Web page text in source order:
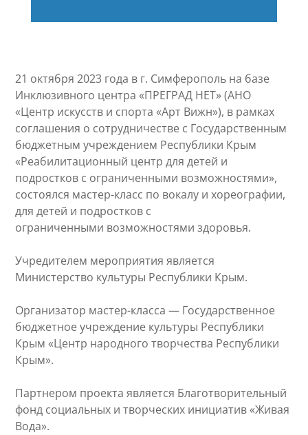
21 октября 2023 года в г. Симферополь на базе
Инклюзивного центра «ПРЕГРАД НЕТ» (АНО
«Центр искусств и спорта «Арт Вижн»), в рамках
соглашения о сотрудничестве с Государственным
бюджетным учреждением Республики Крым
«Реабилитационный центр для детей и
подростков с ограниченными возможностями»,
состоялся мастер-класс по вокалу и хореографии,
для детей и подростков с
ограниченными возможностями здоровья.
Учредителем мероприятия является
Министерство культуры Республики Крым.
Организатор мастер-класса — Государственное
бюджетное учреждение культуры Республики
Крым «Центр народного творчества Республики
Крым».
Партнером проекта является Благотворительный
фонд социальных и творческих инициатив «Живая
Вода».